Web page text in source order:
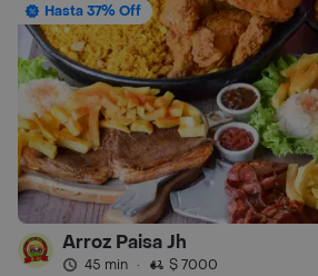
Hasta 37% Off
Arroz Paisa Jh
45 min · $ 7000